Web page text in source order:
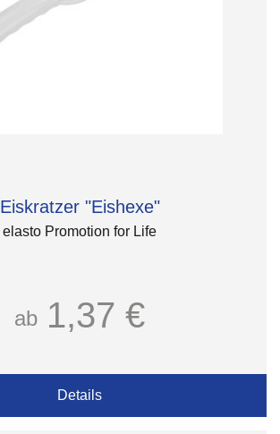
Eiskratzer "Eishexe"
elasto Promotion for Life
ab 1,37 €
Details